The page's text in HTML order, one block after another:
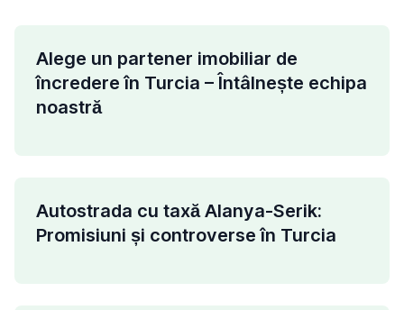
Alege un partener imobiliar de
încredere în Turcia – Întâlnește echipa
noastră
Autostrada cu taxă Alanya-Serik:
Promisiuni și controverse în Turcia